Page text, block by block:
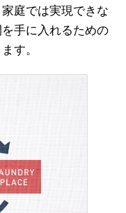
庭では実現できな
手に入れるための
す。